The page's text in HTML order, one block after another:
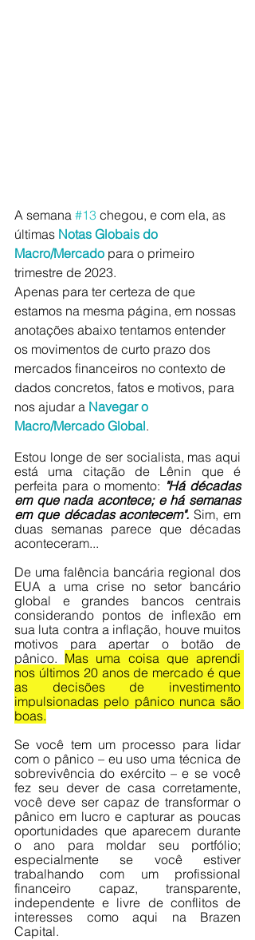
A semana #13 chegou, e com ela, as
últimas Notas Globais do
Macro/Mercado para o primeiro
trimestre de 2023.
Apenas para ter certeza de que
estamos na mesma página, em nossas
anotações abaixo tentamos entender
os movimentos de curto prazo dos
mercados financeiros no contexto de
dados concretos, fatos e motivos, para
nos ajudar a Navegar o
Macro/Mercado Global.
Estou longe de ser socialista, mas aqui
está uma citação de Lênin que é
perfeita para o momento: "Há décadas
em que nada acontece; e há semanas
em que décadas acontecem". Sim, em
duas semanas parece que décadas
aconteceram...
De uma falência bancária regional dos
EUA a uma crise no setor bancário
global e grandes bancos centrais
considerando pontos de inflexão em
sua luta contra a inflação, houve muitos
motivos para apertar o botão de
pânico. Mas uma coisa que aprendi
nos últimos 20 anos de mercado é que
as decisões de investimento
impulsionadas pelo pânico nunca são
boas.
Se você tem um processo para lidar
com o pânico – eu uso uma técnica de
sobrevivência do exército – e se você
fez seu dever de casa corretamente,
você deve ser capaz de transformar o
pânico em lucro e capturar as poucas
oportunidades que aparecem durante
o ano para moldar seu portfólio;
especialmente se você estiver
trabalhando com um profissional
financeiro capaz, transparente,
independente e livre de conflitos de
interesses como aqui na Brazen
Capital.